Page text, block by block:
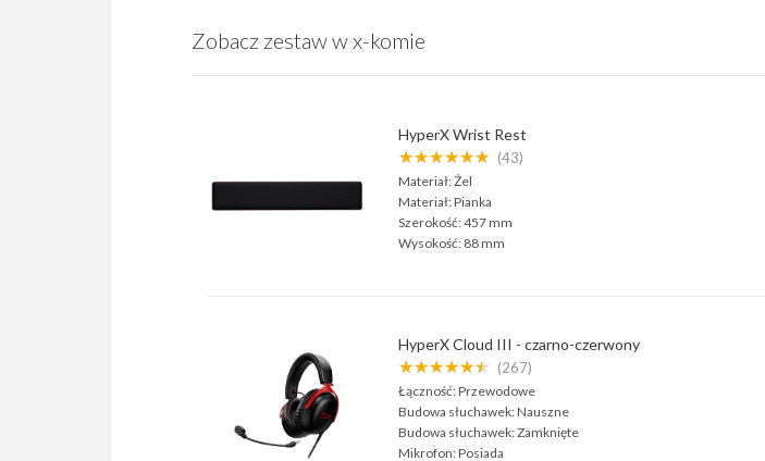
Zobacz zestaw w x-komie
HyperX Wrist Rest
★★★★★★ (43)
Materiał:Żel
Materiał:Pianka
Szerokość:457 mm
Wysokość: 88 mm
HyperX Cloud III - czarno-czerwony
★★★★★★ (267)
Łączność:Przewodowe
Budowa słuchawek:Nauszne
Budowa słuchawek:Zamknięte
Mikrofon:Posiada